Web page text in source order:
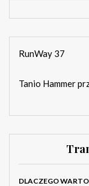
RunWay 37
Tanio Hammer
DLACZEGO